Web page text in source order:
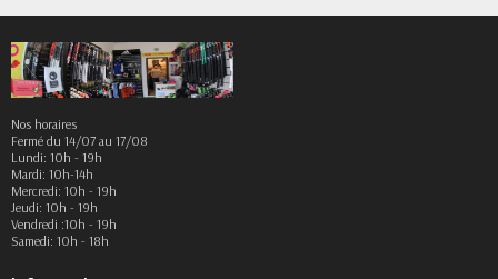
Nos horaires
Fermé du 14/07 au 17/08
Lundi: 10h - 19h
Mardi: 10h-14h
Mercredi: 10h - 19h
Jeudi: 10h - 19h
Vendredi :10h - 19h
Samedi: 10h - 18h